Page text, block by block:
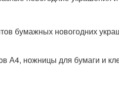
бумажных новогодних
А4, ножницы для бумаги и